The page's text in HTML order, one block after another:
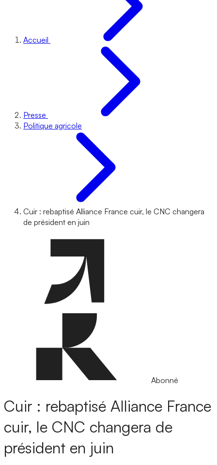
Accueil
Presse
Politique agricole
Cuir : rebaptisé Alliance France cuir, le CNC changera
de président en juin
Abonné
Cuir : rebaptisé Alliance France
cuir, le CNC changera de
président en juin